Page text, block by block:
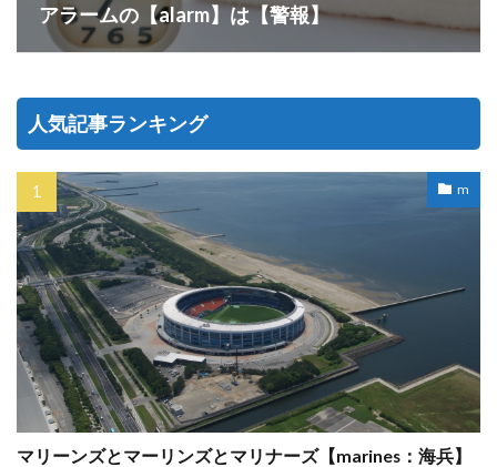
アラームの【alarm】は【警報】
人気記事ランキング
m
マリーンズとマーリンズとマリナーズ【marines：海兵】